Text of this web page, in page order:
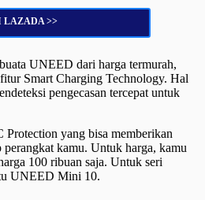
LAZADA >>
UNEED dari harga termurah,
Smart Charging Technology. Hal
pengecasan tercepat untuk
yang bisa memberikan
perangkat kamu. Untuk harga, kamu
100 ribuan saja. Untuk seri
UNEED Mini 10.